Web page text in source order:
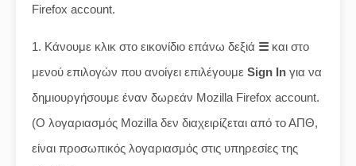
Firefox account.
1. Κάνουμε κλικ στο εικονίδιο επάνω δεξιά ☰ και στο
μενού επιλογών που ανοίγει επιλέγουμε Sign In για να
δημιουργήσουμε έναν δωρεάν Mozilla Firefox account.
(Ο λογαριασμός Mozilla δεν διαχειρίζεται από το ΑΠΘ,
είναι προσωπικός λογαριασμός στις υπηρεσίες της